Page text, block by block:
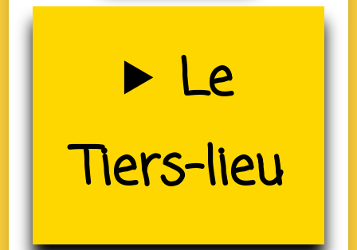
Uzerche
(19)
Le
Tiers-lieu